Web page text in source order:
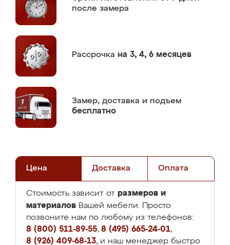
после замера
Рассрочка на 3, 4, 6 месяцев
Замер, доставка и подъем
бесплатно
Цена Доставка Оплата
Стоимость зависит от размеров и
материалов Вашей мебели. Просто
позвоните нам по любому из телефонов:
8 (800) 511-89-55, 8 (495) 665-24-01,
8 (926) 409-68-13, и наш менеджер быстро